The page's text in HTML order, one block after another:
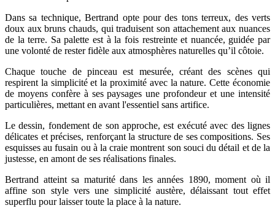
Dans sa technique, Bertrand opte pour des tons terreux, des verts
doux aux bruns chauds, qui traduisent son attachement aux nuances
de la terre. Sa palette est à la fois restreinte et nuancée, guidée par
une volonté de rester fidèle aux atmosphères naturelles qu’il côtoie.
Chaque touche de pinceau est mesurée, créant des scènes qui
respirent la simplicité et la proximité avec la nature. Cette économie
de moyens confère à ses paysages une profondeur et une intensité
particulières, mettant en avant l'essentiel sans artifice.
Le dessin, fondement de son approche, est exécuté avec des lignes
délicates et précises, renforçant la structure de ses compositions. Ses
esquisses au fusain ou à la craie montrent son souci du détail et de la
justesse, en amont de ses réalisations finales.
Bertrand atteint sa maturité dans les années 1890, moment où il
affine son style vers une simplicité austère, délaissant tout effet
superflu pour laisser toute la place à la nature.